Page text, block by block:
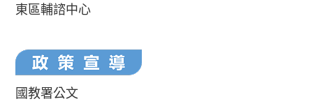
東區輔諮中心
國教署公文